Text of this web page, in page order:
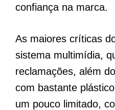
confiança na marca.
As maiores críticas
sistema multimídia,
reclamações, além
com bastante
um pouco limitado,